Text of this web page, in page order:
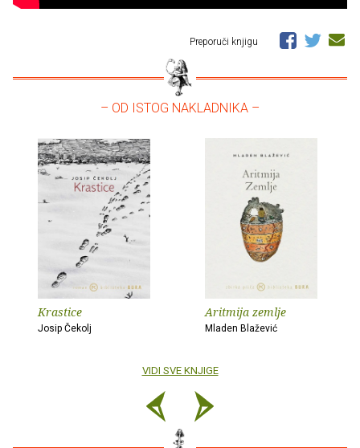
Preporuči knjigu
– OD ISTOG NAKLADNIKA –
Krastice
Josip Čekolj
Aritmija zemlje
Mladen Blažević
VIDI SVE KNJIGE